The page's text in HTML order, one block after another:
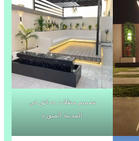
تصميم مظلات حدائق في
المدينة المنورة